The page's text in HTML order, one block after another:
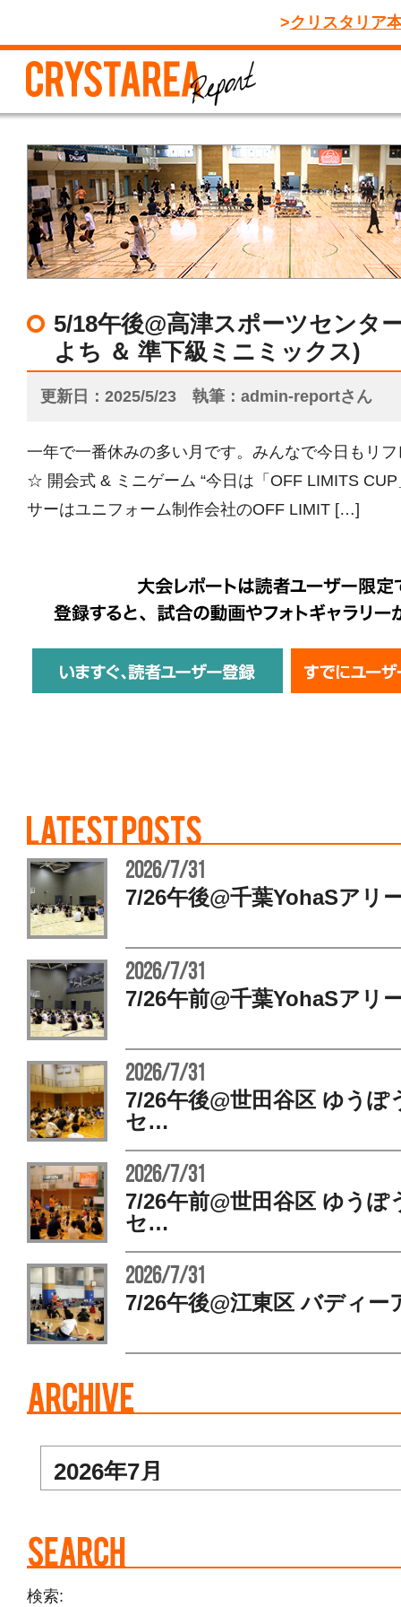
クリスタリア
5/18午後@高津スポーツセン
よち ＆ 準下級ミニミックス)
更新日 2025/5/23 執筆 admin-reportさん
一年で一番休みの多い月です。みんなで今日もリ
☆ 開会式 & ミニゲーム “今日は「OFF LIMITS
サーはユニフォーム制作会社のOFF LIMIT […]
2026/7/31
7/26午後@千葉YohaSア
2026/7/31
7/26午前@千葉YohaSア
2026/7/31
7/26午後@世田谷区 ゆうぽ
セ…
2026/7/31
7/26午前@世田谷区 ゆうぽ
セ…
2026/7/31
7/26午後@江東区 バディ
検索: